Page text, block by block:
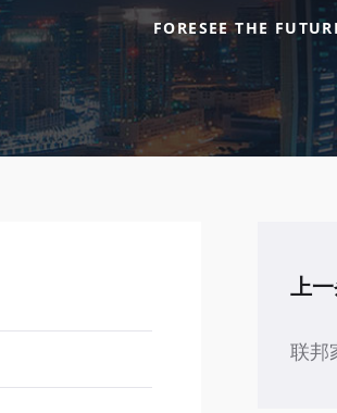
FORESEE THE
上
联邦